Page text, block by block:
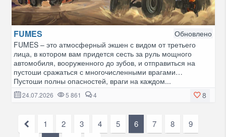
FUMES
Обновлено
FUMES – это атмосферный экшен с видом от третьего
лица, в котором вам придется сесть за руль мощного
автомобиля, вооруженного до зубов, и отправиться на
пустоши сражаться с многочисленными врагами…
Пустоши полны опасностей, враги на каждом...
8
24.07.2026 5 861 4
1 2 3 4 5 6 7 8
9